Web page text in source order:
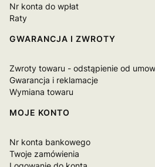
Nr konta do wpłat
Raty
GWARANCJA I ZWROTY
Zwroty towaru - odstąpienie od
Gwarancja i reklamacje
Wymiana towaru
MOJE KONTO
Nr konta bankowego
Twoje zamówienia